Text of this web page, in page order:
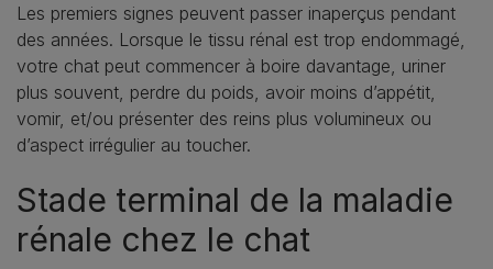
Les premiers signes peuvent passer inaperçus pendant
des années. Lorsque le tissu rénal est trop endommagé,
votre chat peut commencer à boire davantage, uriner
plus souvent, perdre du poids, avoir moins d’appétit,
vomir, et/ou présenter des reins plus volumineux ou
d’aspect irrégulier au toucher.
Stade terminal de la maladie
rénale chez le chat